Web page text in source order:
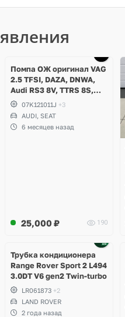
Помпа ОЖ оригинал VAG
2.5 TFSI, DAZA, DNWA,
Audi RS3 8V, TTRS 8S,
RSQ3 F3
07K121011J +3
AUDI, SEAT
6 месяцев назад
25,000 ₽ 190
Трубка кондиционера
Range Rover Sport 2 L494
3.0DT V6 gen2 Twin-turbo
LR061873 +2
LAND ROVER
2 года назад